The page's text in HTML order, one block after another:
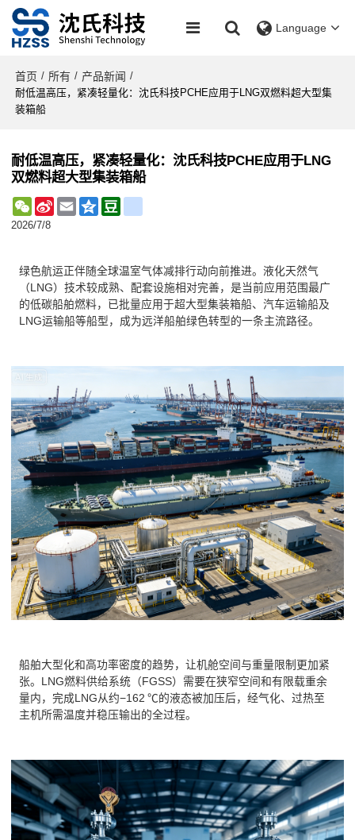
Language
首页 / 所有 / 产品新闻 /
耐低温高压，紧凑轻量化：沈氏科技PCHE应用于LNG双燃料超大型集
装箱船
耐低温高压，紧凑轻量化：沈氏科技PCHE应用于LNG
双燃料超大型集装箱船
WeChat
Sina
Weibo
Email Qzone
2026/7/8
绿色航运正伴随全球温室气体减排行动向前推进。液化天然气
（LNG）技术较成熟、配套设施相对完善，是当前应用范围最广
的低碳船舶燃料，已批量应用于超大型集装箱船、汽车运输船及
LNG运输船等船型，成为远洋船舶绿色转型的一条主流路径。
船舶大型化和高功率密度的趋势，让机舱空间与重量限制更加紧
张。LNG燃料供给系统（FGSS）需要在狭窄空间和有限载重余
量内，完成LNG从约−162 ℃的液态被加压后，经气化、过热至
主机所需温度并稳压输出的全过程。